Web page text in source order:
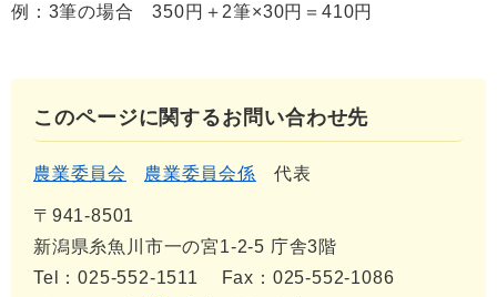
例：3筆の場合 350円＋2筆×30円＝410円
このページに関するお問い合わせ先
農業委員会 農業委員会係 代表
〒941-8501
新潟県糸魚川市一の宮1-2-5 庁舎3階
Tel：025-552-1511
Fax：025-552-1086